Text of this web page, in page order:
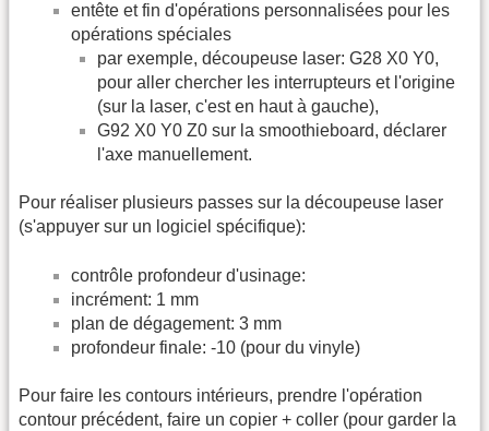
entête et fin d'opérations personnalisées pour les
opérations spéciales
par exemple, découpeuse laser: G28 X0 Y0,
pour aller chercher les interrupteurs et l'origine
(sur la laser, c'est en haut à gauche),
G92 X0 Y0 Z0 sur la smoothieboard, déclarer
l'axe manuellement.
Pour réaliser plusieurs passes sur la découpeuse laser
(s'appuyer sur un logiciel spécifique):
contrôle profondeur d'usinage:
incrément: 1 mm
plan de dégagement: 3 mm
profondeur finale: -10 (pour du vinyle)
Pour faire les contours intérieurs, prendre l'opération
contour précédent, faire un copier + coller (pour garder la